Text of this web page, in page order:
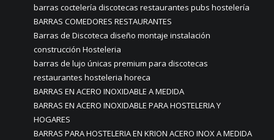
barras coctelería discotecas restaurantes pubs hostelería
BARRAS COMEDORES RESTAURANTES
Barras de Discoteca diseño montaje instalación
construcción Hosteleria
barras de lujo únicas premium para discotecas
restaurantes hosteleria horeca
BARRAS EN ACERO INOXIDABLE A MEDIDA
BARRAS EN ACERO INOXIDABLE PARA HOSTELERIA Y
HOGARES
BARRAS PARA HOSTELERIA EN KRION ACERO INOX A MEDIDA